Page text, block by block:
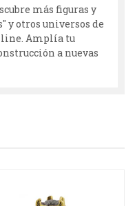
más figuras y
y otros universos de
Amplía tu
a nuevas